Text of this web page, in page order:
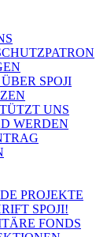
SPOJI
UNS
WERDEN
PROJEKTE
SPOJI!
FONDS